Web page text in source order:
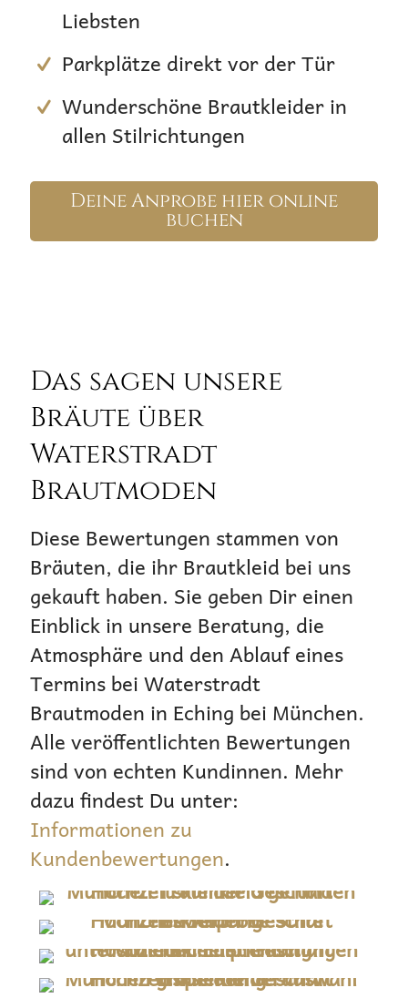
Liebsten
Parkplätze direkt vor der Tür
Wunderschöne Brautkleider in
allen Stilrichtungen
Deine Anprobe hier online
buchen
Das sagen unsere
Bräute über
Waterstradt
Brautmoden
Diese Bewertungen stammen von
Bräuten, die ihr Brautkleid bei uns
gekauft haben. Sie geben Dir einen
Einblick in unsere Beratung, die
Atmosphäre und den Ablauf eines
Termins bei Waterstradt
Brautmoden in Eching bei München.
Alle veröffentlichten Bewertungen
sind von echten Kundinnen. Mehr
dazu findest Du unter:
Informationen zu
Kundenbewertungen.